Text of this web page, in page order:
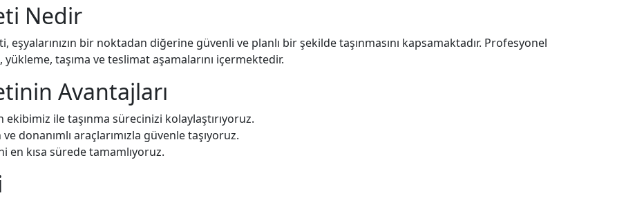
Nedir
bir noktadan diğerine güvenli ve planlı bir şekilde taşınmasını kapsamaktadır. Profesyonel
taşıma ve teslimat aşamalarını içermektedir.
Avantajları
ekibimiz ile taşınma sürecinizi kolaylaştırıyoruz.
ve donanımlı araçlarımızla güvenle taşıyoruz.
en kısa sürede tamamlıyoruz.